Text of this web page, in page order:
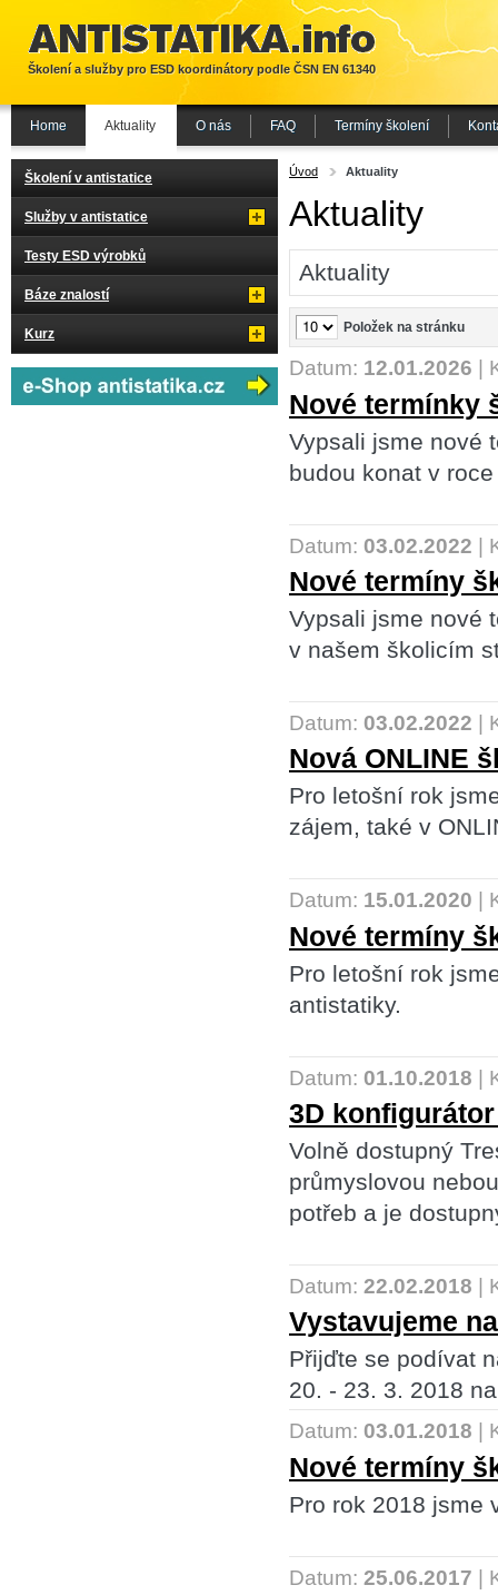
Úvod Aktuality
Aktuality
Aktuality
Položek na stránku
Datum: 12.01.2026
Nové termínky
Vypsali jsme nové
budou konat v
Datum: 03.02.2022 |
Nové termíny
Vypsali jsme nové
v našem školicím
Datum: 03.02.2022
Nová ONLINE
Pro letošní rok
zájem, také v
Datum: 15.01.2020
Nové termíny
Pro letošní rok
antistatiky.
Datum: 01.10.2018 |
3D
Volně dostupný
průmyslovou
potřeb a je
Datum: 22.02.2018
Vystavujeme
Přijďte se podívat
20. - 23. 3. 2018
Datum: 03.01.2018
Nové termíny
Pro rok 2018 jsme
Datum: 25.06.2017 |
Školení v antistatice
Služby v antistatice
Testy ESD výrobků
Báze znalostí
Kurz
Školení a služby pro ESD koordinátory podle ČSN EN 61340
Home Aktuality O nás FAQ Termíny školení